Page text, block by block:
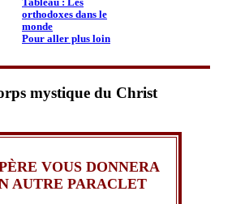
Tableau : Les
orthodoxes dans le
monde
Pour aller plus loin
mystique du Christ
VOUS DONNERA
AUTRE PARACLET